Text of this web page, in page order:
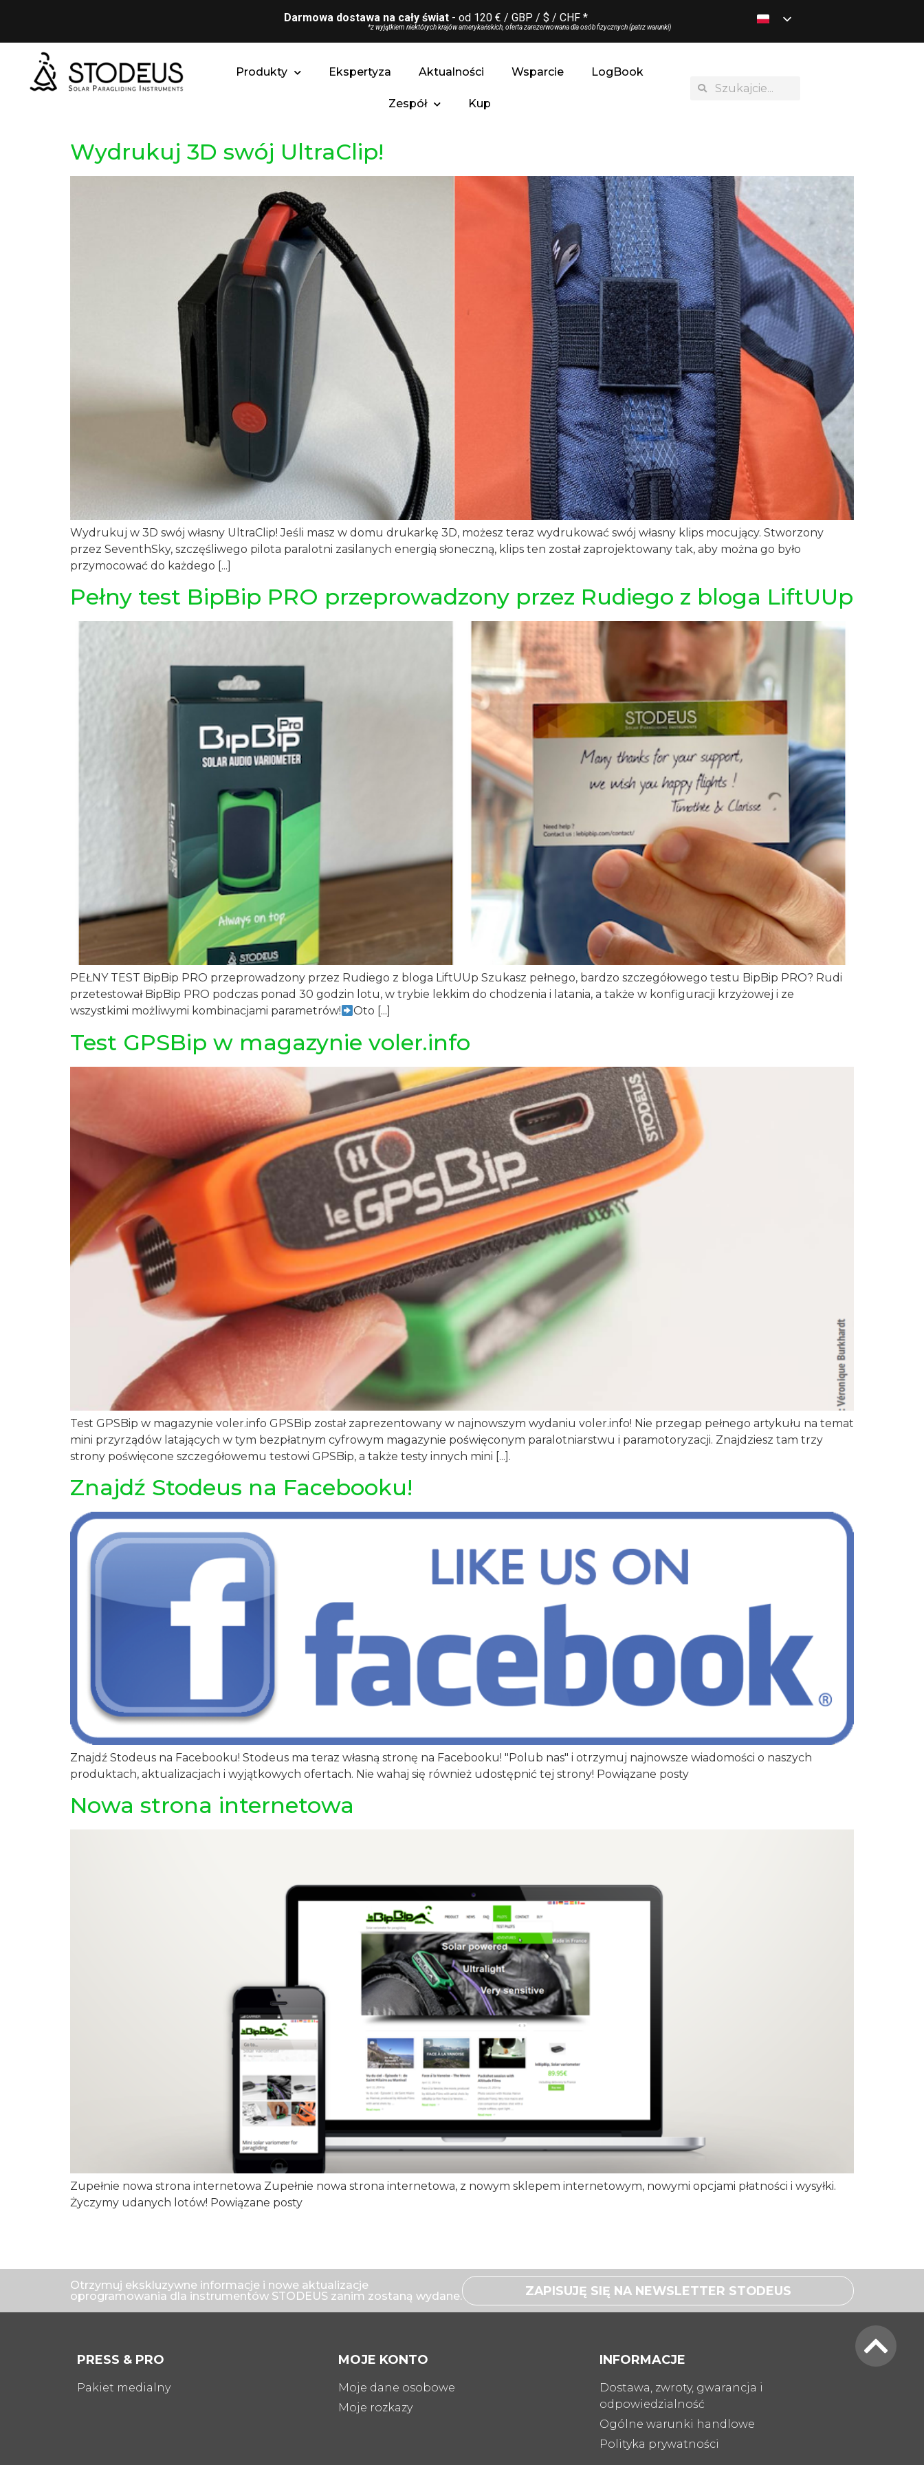
Darmowa dostawa na cały świat- od 120 € / GBP / $ / CHF *
*z wyjątkiem niektórych krajów amerykańskich, oferta zarezerwowana dla osób fizycznych (patrz warunki)
Produkty Ekspertyza Aktualności Wsparcie LogBook
Zespół Kup
Wydrukuj 3D swój UltraClip!
Wydrukuj w 3D swój własny UltraClip! Jeśli masz w domu drukarkę 3D, możesz teraz wydrukować swój własny klips mocujący. Stworzony
przez SeventhSky, szczęśliwego pilota paralotni zasilanych energią słoneczną, klips ten został zaprojektowany tak, aby można go było
przymocować do każdego [...]
Pełny test BipBip PRO przeprowadzony przez Rudiego z bloga LiftUUp
PEŁNY TEST BipBip PRO przeprowadzony przez Rudiego z bloga LiftUUp Szukasz pełnego, bardzo szczegółowego testu BipBip PRO? Rudi
przetestował BipBip PRO podczas ponad 30 godzin lotu, w trybie lekkim do chodzenia i latania, a także w konfiguracji krzyżowej i ze
wszystkimi możliwymi kombinacjami parametrów!
Oto [...]
Test GPSBip w magazynie voler.info
Test GPSBip w magazynie voler.info GPSBip został zaprezentowany w najnowszym wydaniu voler.info! Nie przegap pełnego artykułu na temat
mini przyrządów latających w tym bezpłatnym cyfrowym magazynie poświęconym paralotniarstwu i paramotoryzacji. Znajdziesz tam trzy
strony poświęcone szczegółowemu testowi GPSBip, a także testy innych mini [...].
Znajdź Stodeus na Facebooku!
Znajdź Stodeus na Facebooku! Stodeus ma teraz własną stronę na Facebooku! "Polub nas" i otrzymuj najnowsze wiadomości o naszych
produktach, aktualizacjach i wyjątkowych ofertach. Nie wahaj się również udostępnić tej strony! Powiązane posty
Nowa strona internetowa
Zupełnie nowa strona internetowa Zupełnie nowa strona internetowa, z nowym sklepem internetowym, nowymi opcjami płatności i wysyłki.
Życzymy udanych lotów! Powiązane posty
Otrzymuj ekskluzywne informacje i nowe aktualizacje
oprogramowania dla instrumentów STODEUS zanim zostaną wydane.
ZAPISUJĘ SIĘ NA NEWSLETTER STODEUS
PRESS & PRO
Pakiet medialny
MOJE KONTO
Moje dane osobowe
Moje rozkazy
INFORMACJE
Dostawa, zwroty, gwarancja i
odpowiedzialność
Ogólne warunki handlowe
Polityka prywatności